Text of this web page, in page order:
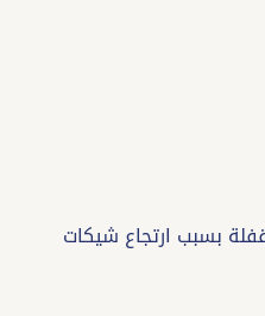
بسبب ارتجاع شيكات